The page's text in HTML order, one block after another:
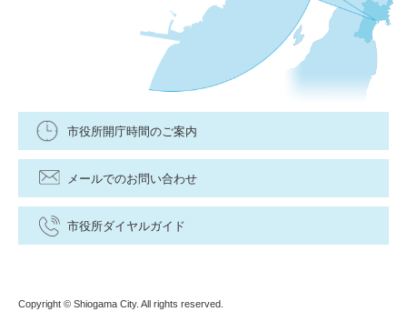
市役所開庁時間のご案内
メールでのお問い合わせ
市役所ダイヤルガイド
Copyright © Shiogama City. All rights reserved.